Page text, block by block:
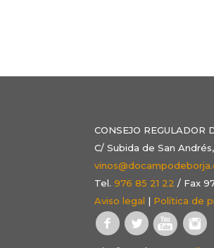
CONSEJO REGULADOR
C/ Subida de San
Tel.976 85 21 22 / Fax
Aviso legal | Política de